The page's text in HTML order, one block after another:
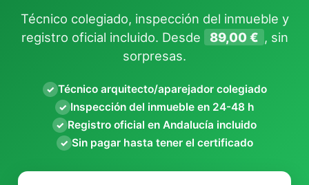
Técnico colegiado, inspección del inmueble y
registro oficial incluido. Desde
89,00 € , sin
sorpresas.
✓ Técnico arquitecto/aparejador colegiado
✓ Inspección del inmueble en 24-48 h
✓ Registro oficial en Andalucía incluido
✓ Sin pagar hasta tener el certificado